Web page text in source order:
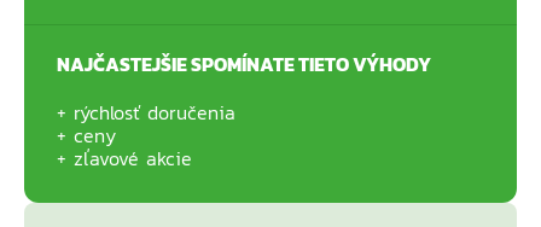
NAJČASTEJŠIE SPOMÍNATE TIETO VÝHODY
rýchlosť doručenia
ceny
zľavové akcie